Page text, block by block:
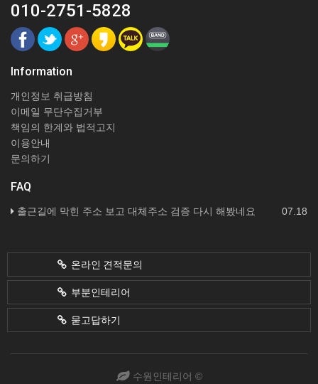
010-2751-5828
Information
개인정보 취급방침
이메일 무단수집거부
책임의 한계와 법적고지
이용안내
문의하기
FAQ
07.18
출근길에 막힌 주소 보고 대체주소 검증 다시 해봤네요
온라인 견적문의
부분인테리어
묻고답하기
수원인테리어 ©